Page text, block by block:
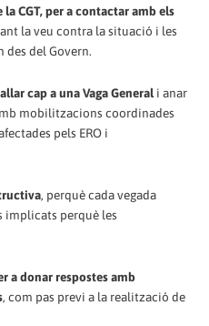
CGT, per a contactar amb els
la veu contra la situació i les
des del Govern.
cap a una Vaga General i anar
mobilitzacions coordinades
pels ERO i
, perquè cada vegada
implicats perquè les
a donar respostes amb
, com pas previ a la realització de